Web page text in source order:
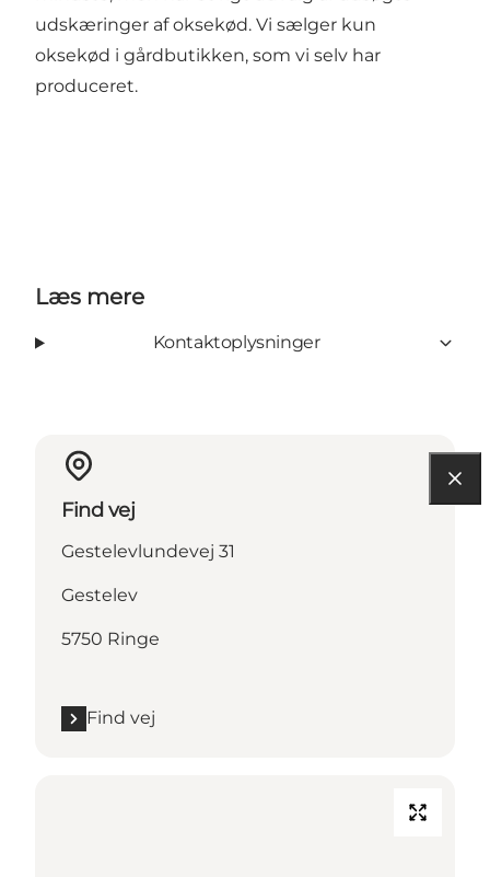
udskæringer af oksekød. Vi sælger kun
oksekød i gårdbutikken, som vi selv har
produceret.
Læs mere
Kontaktoplysninger
Find vej
Gestelevlundevej 31
Gestelev
5750 Ringe
Find vej